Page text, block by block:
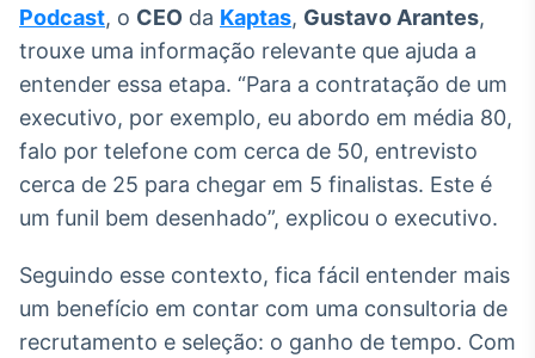
Podcast, o CEO da Kaptas, Gustavo Arantes,
trouxe uma informação relevante que ajuda a
entender essa etapa. “Para a contratação de um
executivo, por exemplo, eu abordo em média 80,
falo por telefone com cerca de 50, entrevisto
cerca de 25 para chegar em 5 finalistas. Este é
um funil bem desenhado”, explicou o executivo.
Seguindo esse contexto, fica fácil entender mais
um benefício em contar com uma consultoria de
recrutamento e seleção: o ganho de tempo. Com